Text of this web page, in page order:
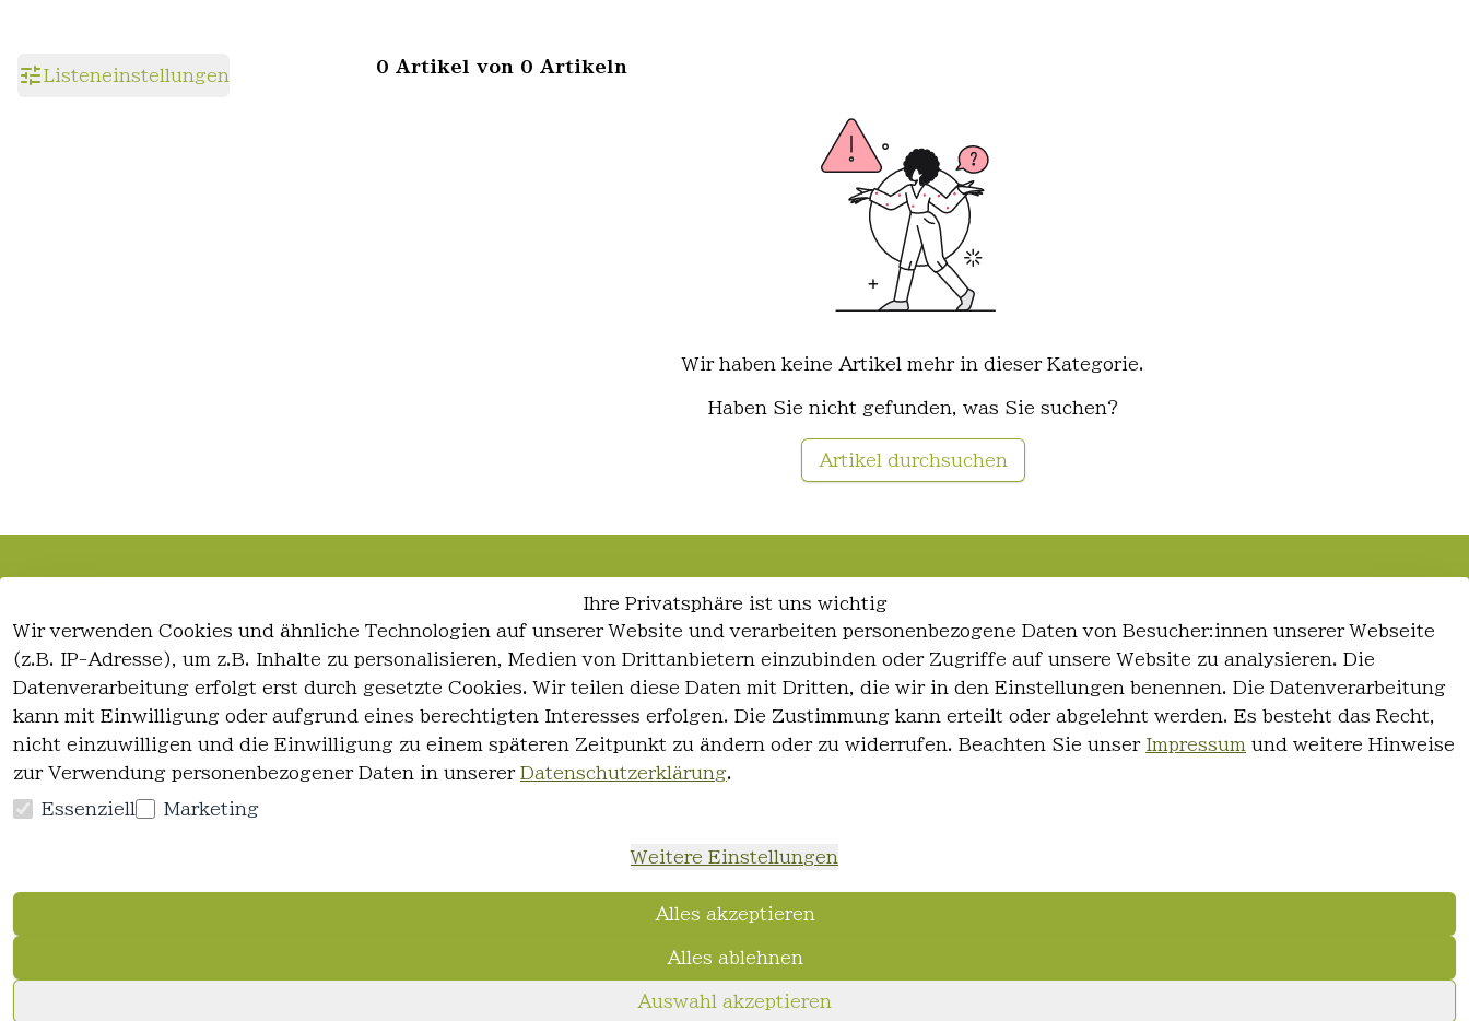
Listeneinstellungen 0 Artikel von 0 Artikeln
Wir haben keine Artikel mehr in dieser Kategorie.
Haben Sie nicht gefunden, was Sie suchen?
Artikel durchsuchen
Ihre Privatsphäre ist uns wichtig
Wir verwenden Cookies und ähnliche Technologien auf unserer Website und verarbeiten personenbezogene Daten von Besucher:innen unserer Webseite
(z.B. IP-Adresse), um z.B. Inhalte zu personalisieren, Medien von Drittanbietern einzubinden oder Zugriffe auf unsere Website zu analysieren. Die
Datenverarbeitung erfolgt erst durch gesetzte Cookies. Wir teilen diese Daten mit Dritten, die wir in den Einstellungen benennen. Die Datenverarbeitung
kann mit Einwilligung oder aufgrund eines berechtigten Interesses erfolgen. Die Zustimmung kann erteilt oder abgelehnt werden. Es besteht das Recht,
nicht einzuwilligen und die Einwilligung zu einem späteren Zeitpunkt zu ändern oder zu widerrufen. Beachten Sie unser Impressum und weitere Hinweise
zur Verwendung personenbezogener Daten in unserer Datenschutzerklärung.
Essenziell Marketing
Weitere Einstellungen
Alles akzeptieren
Alles ablehnen
Auswahl akzeptieren
AGB
Impressum
Datenschutzerklärung
Widerrufsrecht
Kontakt
Registrieren